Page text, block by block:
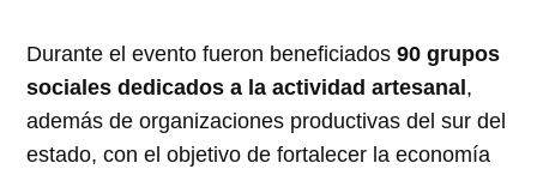
Durante el evento fueron beneficiados90 grupos
sociales dedicados a la actividad artesanal ,
además de organizaciones productivas del sur del
estado, con el objetivo de fortalecer la economía